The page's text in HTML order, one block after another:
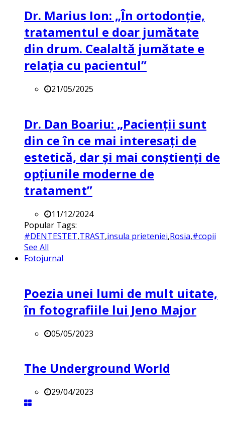
Dr. Marius Ion: „În ortodonție,
tratamentul e doar jumătate
din drum. Cealaltă jumătate e
relația cu pacientul”
21/05/2025
Dr. Dan Boariu: „Pacienții sunt
din ce în ce mai interesați de
estetică, dar și mai conștienți de
opțiunile moderne de
tratament”
11/12/2024
Popular Tags:
#DENTESTET,TRAST,insula prieteniei,Rosia,#copii
See All
Fotojurnal
Poezia unei lumi de mult uitate,
în fotografiile lui Jeno Major
05/05/2023
The Underground World
29/04/2023